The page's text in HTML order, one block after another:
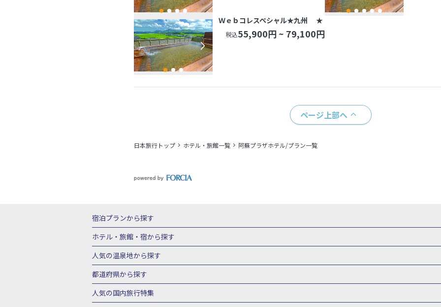
Ｗｅｂコレスペシャル★九州 ★
税込55,900円 ~ 79,100円
ページ上部へ
日本旅行トップ ホテル・旅館一覧 阿蘇プラザホテル/プラン一覧
宿泊プランから探す
北海道
東北 青森県
栃木県
群馬県 北陸 富山県 石川県 福井県 甲信越 山梨県 新潟県 長野県 東海 静岡県
三重県
近畿 滋賀県 京都府 大阪府 兵庫県 奈良県 和歌山県 四国 徳島県 高知県 香川県
岡山県
広島県
ホテル・旅館・宿から探す
北海道ホテル・旅館
山形県ホテル・旅館
福島県ホテル・旅館 東京都ホテル・旅館 神奈川県ホテル・旅館
埼玉県ホ
千葉県ホテル・旅館
茨城県ホテル・旅館 栃木県ホテル・旅館 群馬県ホテル・旅館
富山県ホテ
石川県ホテル・旅館
人気の温泉地から探す
北海道
湯の川温泉(北海道)
川湯温泉(北海道)
層雲峡温泉(北海道) 知床温泉(北海道) 東北 花巻温泉(岩手) 蔵王温泉(山形)
かみ
鳴子温泉(宮城)
秋保温泉(宮城) 飯坂温泉(福島) 北陸 和倉温泉(石川) 宇奈月温泉(富山) あわら温泉(
都道府県から探す
北海道旅行・ツアー
山形旅行・ツアー
福島旅行・ツアー 関東 東京旅行・ツアー 神奈川旅行・ツアー 埼玉旅行・ツアー
人気の国内旅行特集